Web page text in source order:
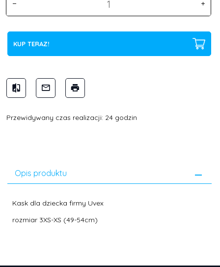
KUP TERAZ!
Przewidywany czas realizacji: 24 godzin
Opis produktu
Kask dla dziecka firmy Uvex
rozmiar 3XS-XS (49-54cm)